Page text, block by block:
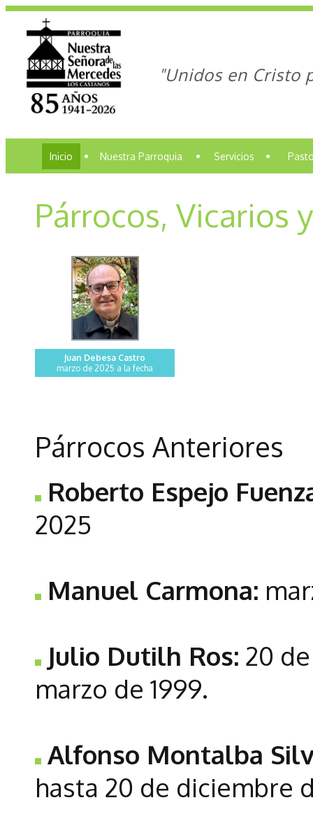
"Unidos en Cristo
Inicio • Nuestra Parroquia • Servicios •
Párrocos, Vicarios
Juan Debesa Castro
marzo de 2025 a la fecha
Párrocos Anteriores
Roberto Espejo
2025
Manuel Carmona:
Julio Dutilh Ros: 20
marzo de 1999.
Alfonso Montalba
hasta 20 de diciembre